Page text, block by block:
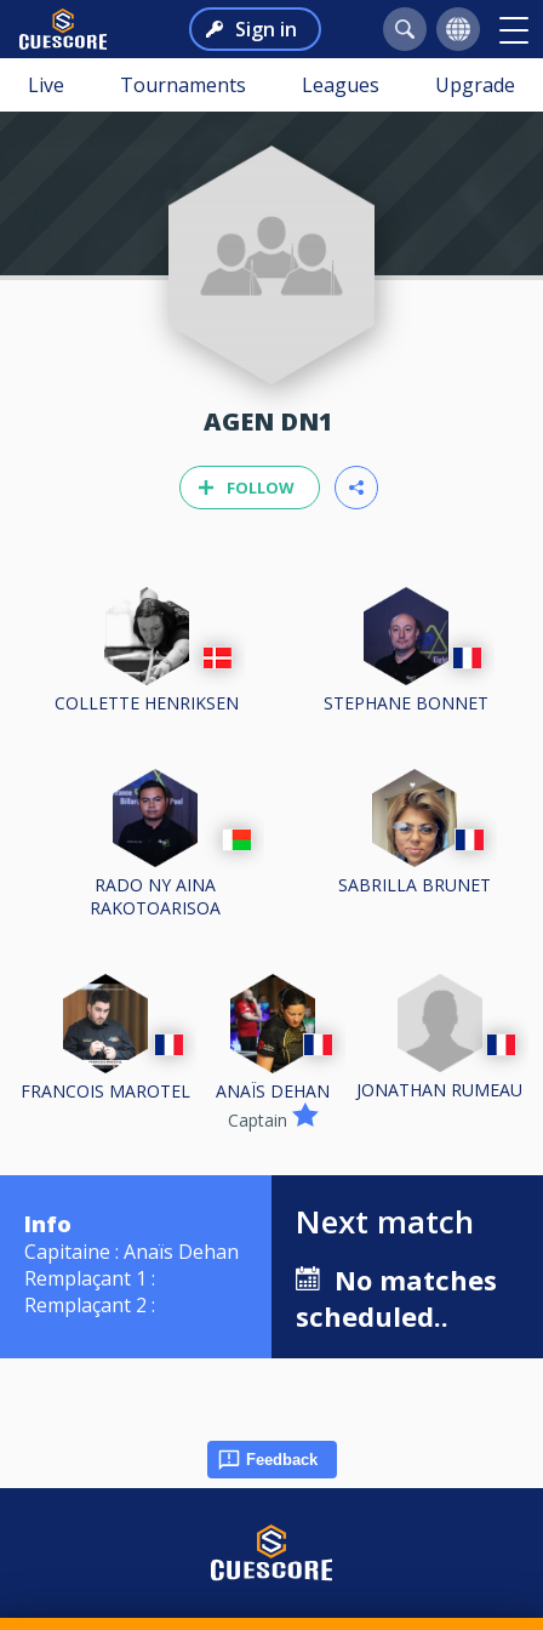
Sign in
Live Tournaments Leagues Upgrade
AGEN DN1
FOLLOW
COLLETTE HENRIKSEN STEPHANE BONNET
RADO NY AINA
RAKOTOARISOA
SABRILLA BRUNET
FRANCOIS MAROTEL
ANAÏS DEHAN
Captain
JONATHAN RUMEAU
Info
Capitaine : Anaïs Dehan
Remplaçant 1 :
Remplaçant 2 :
Next match
No matches
scheduled..
Feedback